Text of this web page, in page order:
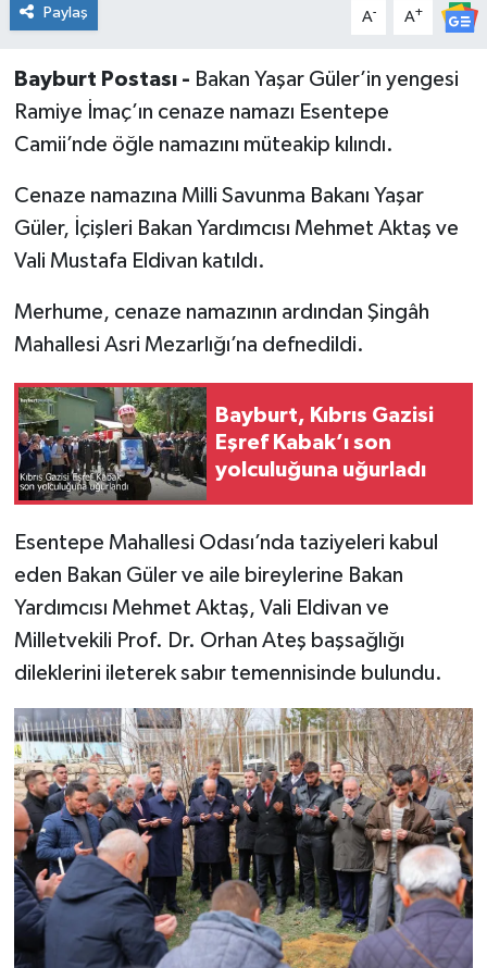
Paylaş A- A+
Bayburt Postası - Bakan Yaşar Güler’in yengesi
Ramiye İmaç’ın cenaze namazı Esentepe
Camii’nde öğle namazını müteakip kılındı.
Cenaze namazına Milli Savunma Bakanı Yaşar
Güler, İçişleri Bakan Yardımcısı Mehmet Aktaş ve
Vali Mustafa Eldivan katıldı.
Merhume, cenaze namazının ardından Şingâh
Mahallesi Asri Mezarlığı’na defnedildi.
Bayburt, Kıbrıs Gazisi
Eşref Kabak’ı son
yolculuğuna uğurladı
Esentepe Mahallesi Odası’nda taziyeleri kabul
eden Bakan Güler ve aile bireylerine Bakan
Yardımcısı Mehmet Aktaş, Vali Eldivan ve
Milletvekili Prof. Dr. Orhan Ateş başsağlığı
dileklerini ileterek sabır temennisinde bulundu.